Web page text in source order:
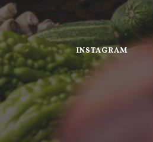
INSTAGRAM